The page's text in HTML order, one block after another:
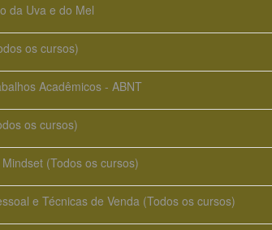
da Uva e do Mel
os cursos)
Acadêmicos - ABNT
os cursos)
(Todos os cursos)
e Técnicas de Venda (Todos os cursos)